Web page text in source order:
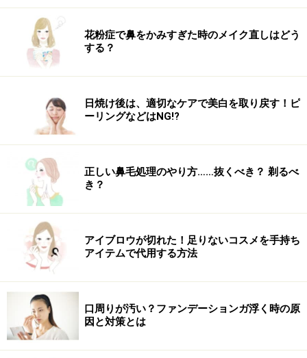
【編集部おすすめの購入サイト】
Amazonで人気のメイク用品をチェック！
花粉症で鼻をかみすぎた時のメイク直しはどう
する？
日焼け後は、適切なケアで美白を取り戻す！ピ
ーリングなどはNG!?
正しい鼻毛処理のやり方……抜くべき？ 剃るべ
き？
アイブロウが切れた！足りないコスメを手持ち
アイテムで代用する方法
口周りが汚い？ファンデーションガ浮く時の原
因と対策とは